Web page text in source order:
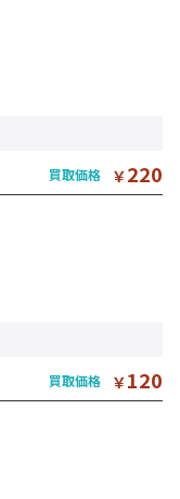
買取価格 ￥220
買取価格 ￥120